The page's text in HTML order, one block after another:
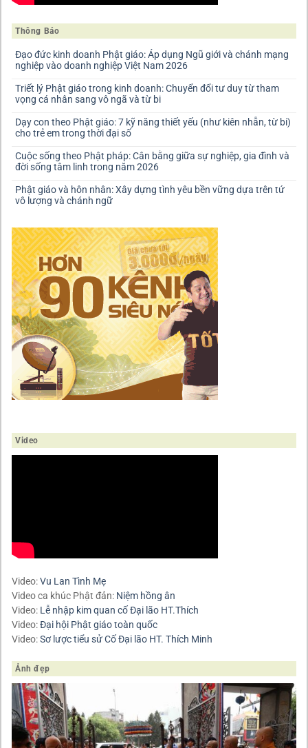
Thông Báo
Đạo đức kinh doanh Phật giáo: Áp dụng Ngũ giới và chánh mạng
nghiệp vào doanh nghiệp Việt Nam 2026
Triết lý Phật giáo trong kinh doanh: Chuyển đổi tư duy từ tham
vọng cá nhân sang vô ngã và từ bi
Dạy con theo Phật giáo: 7 kỹ năng thiết yếu (như kiên nhẫn, từ bi)
cho trẻ em trong thời đại số
Cuộc sống theo Phật pháp: Cân bằng giữa sự nghiệp, gia đình và
đời sống tâm linh trong năm 2026
Phật giáo và hôn nhân: Xây dựng tình yêu bền vững dựa trên tứ
vô lượng và chánh ngữ
Video
Video:Vu Lan Tình Mẹ
Video ca khúc Phật đản: Niệm hồng ân
Video: Lễ nhập kim quan cố Đại lão HT.Thích
Video:Đại hội Phật giáo toàn quốc
Video:Sơ lược tiểu sử Cố Đại lão HT. Thích Minh
Ảnh đẹp